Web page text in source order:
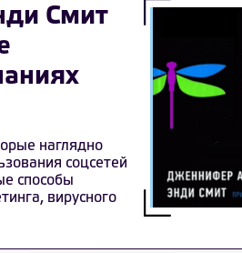
Смит
наглядно
соцсетей
способы
вирусного